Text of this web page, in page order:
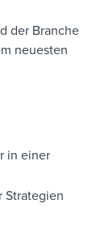
der Branche
neuesten
in einer
Strategien